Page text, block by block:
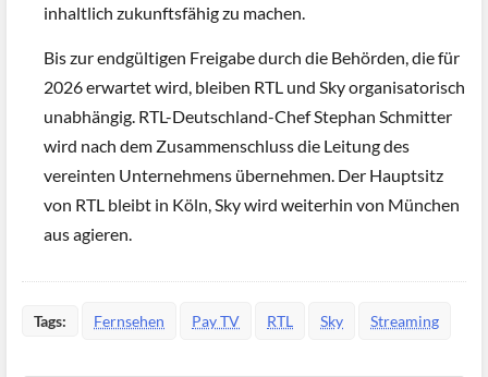
inhaltlich zukunftsfähig zu machen.
Bis zur endgültigen Freigabe durch die Behörden, die für
2026 erwartet wird, bleiben RTL und Sky organisatorisch
unabhängig. RTL-Deutschland-Chef Stephan Schmitter
wird nach dem Zusammenschluss die Leitung des
vereinten Unternehmens übernehmen. Der Hauptsitz
von RTL bleibt in Köln, Sky wird weiterhin von München
aus agieren.
Tags: Fernsehen Pay TV RTL Sky Streaming